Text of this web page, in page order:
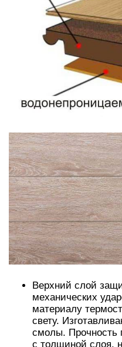
Верхний слой
механических
материалу
свету.
смолы. Прочность
с толщиной слоя,